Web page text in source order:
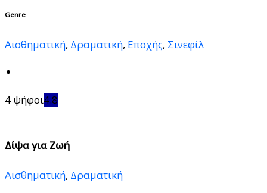
Genre
Αισθηματική, Δραματική, Εποχής, Σινεφίλ
4 ψήφοι4.8
Δίψα για Ζωή
Αισθηματική, Δραματική